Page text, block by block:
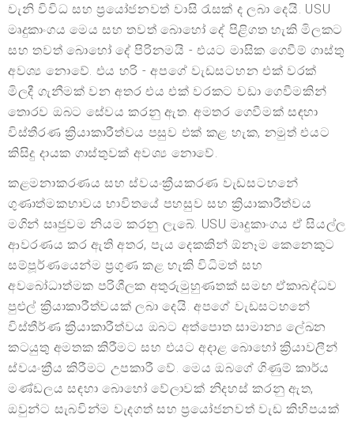
වැනි විවිධ සහ ප්‍රයෝජනවත් වාසි රැසක් ද ලබා දෙයි. USU
මෘදුකාංගය මෙය සහ තවත් බොහෝ දේ පිළිගත හැකි මිලකට
සහ තවත් බොහෝ දේ පිරිනමයි - එයට මාසික ගෙවීම් ගාස්තු
අවශ්‍ය නොවේ. එය හරි - අපගේ වැඩසටහන එක් වරක්
මිලදී ගැනීමක් වන අතර එය එක් වරකට වඩා ගෙවීමකින්
තොරව ඔබට සේවය කරනු ඇත. අමතර ගෙවීමක් සඳහා
විස්තීරණ ක්‍රියාකාරීත්වය පසුව එක් කළ හැක, නමුත් එයට
කිසිදු දායක ගාස්තුවක් අවශ්‍ය නොවේ.
කළමනාකරණය සහ ස්වයංක්‍රීයකරණ වැඩසටහනේ
ගුණාත්මකභාවය භාවිතයේ පහසුව සහ ක්‍රියාකාරීත්වය
මගින් සෘජුවම නියම කරනු ලැබේ. USU මෘදුකාංගය ඒ සියල්ල
ආවරණය කර ඇති අතර, පැය දෙකකින් ඕනෑම කෙනෙකුට
සම්පූර්ණයෙන්ම ප්‍රගුණ කළ හැකි විධිමත් සහ
අවබෝධාත්මක පරිශීලක අතුරුමුහුණතක් සමඟ ඒකාබද්ධව
පුළුල් ක්‍රියාකාරීත්වයක් ලබා දෙයි. අපගේ වැඩසටහනේ
විස්තීර්ණ ක්‍රියාකාරීත්වය ඔබට අත්පොත සාමාන්‍ය ලේඛන
කටයුතු අමතක කිරීමට සහ එයට අදාළ බොහෝ ක්‍රියාවලීන්
ස්වයංක්‍රීය කිරීමට උපකාරී වේ. මෙය ඔබගේ ගිණුම් කාර්ය
මණ්ඩලය සඳහා බොහෝ වේලාවක් නිදහස් කරනු ඇත,
ඔවුන්ට සැබවින්ම වැදගත් සහ ප්‍රයෝජනවත් වැඩ කිහිපයක්